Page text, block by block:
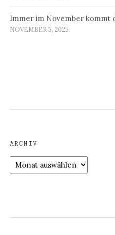
Immer im November kommt
NOVEMBER 5, 2025
ARCHIV
Archiv